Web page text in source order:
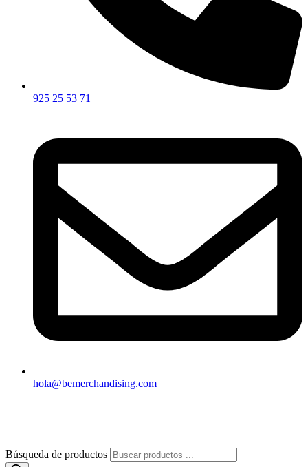
925 25 53 71
hola@bemerchandising.com
Búsqueda de productos